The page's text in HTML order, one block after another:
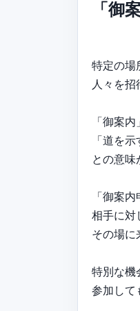
「御
特定の場
人々を招
「御案
「道を示
との意味
「御案
相手に対
その場に
特別な機
参加して